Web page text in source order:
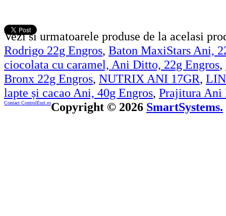
Vezi si urmatoarele produse de la acelasi
Rodrigo 22g Engros, Baton MaxiStars Ani,
ciocolata cu caramel, Ani Ditto, 22g Engros,
Bronx 22g Engros, NUTRIX ANI 17GR,
lapte și cacao Ani, 40g Engros, Prajitura Ani
Contact ControlEuri.roCopyright © 2026 SmartSystems.